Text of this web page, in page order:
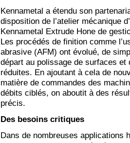
Kennametal a étendu son
disposition de l’atelier mécanique
Kennametal Extrude Hone de
Les procédés de finition comme
abrasive (AFM) ont évolué, de
départ au polissage de surfaces et
réduites. En ajoutant à cela de
matière de commandes des
débits ciblés, on aboutit à des
précis.
Des besoins critiques
Dans de nombreuses applications